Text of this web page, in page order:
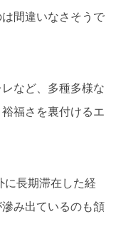
間違いなさそうで
など、多種多様な
福さを裏付けるエ
長期滞在した経
み出ているのも頷